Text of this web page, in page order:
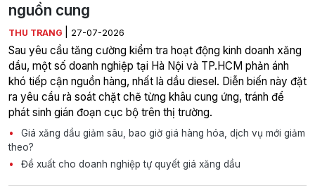
nguồn cung
THU TRANG 27-07-2026
Sau yêu cầu tăng cường kiểm tra hoạt động kinh doanh xăng
dầu, một số doanh nghiệp tại Hà Nội và TP.HCM phản ánh
khó tiếp cận nguồn hàng, nhất là dầu diesel. Diễn biến này đặt
ra yêu cầu rà soát chặt chẽ từng khâu cung ứng, tránh để
phát sinh gián đoạn cục bộ trên thị trường.
Giá xăng dầu giảm sâu, bao giờ giá hàng hóa, dịch vụ mới giảm
theo?
Đề xuất cho doanh nghiệp tự quyết giá xăng dầu